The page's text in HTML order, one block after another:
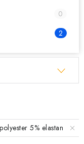
0
2
5% elastan